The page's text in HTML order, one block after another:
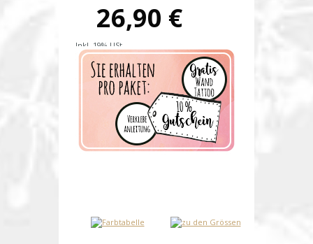
26,90 €
Inkl. 19% USt.
Versandkosten
Produktnummer:ks49-E
Verfügbarkeit:Auf Lager
Lieferzeit: 1-2 Werktage